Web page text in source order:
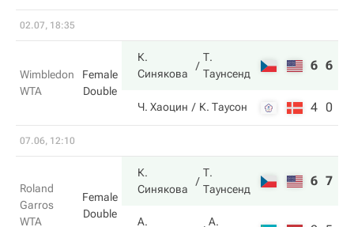
02.07, 18:35
Wimbledon
WTA
Female
Double
К.
Синякова
Т.
Таунсенд
6 6
Ч. Хаоцин К. Таусон 4 0
07.06, 12:10
Roland
Garros
WTA
Female
Double
К.
Синякова
Т.
Таунсенд
6 7
А.
А.